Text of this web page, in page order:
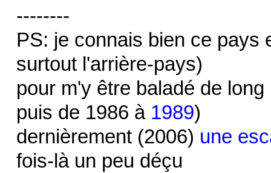
--------
PS: je connais bien ce pays
surtout l'arrière-pays)
pour m'y être baladé de
puis de 1986 à 1989)
dernièrement (2006) une
fois-là un peu déçu